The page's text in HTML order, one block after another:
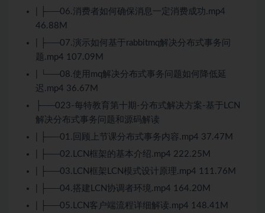
| ├──06.消费者如何确保消息一定消费成功.mp4
46.88M
| ├──07.演示如何基于rabbitmq解决分布式事务问
题.mp4 107.09M
| └──08.使用mq解决分布式事务问题如何降低延
迟.mp4 36.67M
├──023-每特教育第十期-分布式解决方案-基于LCN
解决分布式事务问题和源码解读
| ├──01.回顾上节课分布式事务内容.mp4 37.47M
| ├──02.LCN框架的基本介绍.mp4 222.25M
| ├──03.LCN框架LCN模式设计原理.mp4 111.76M
| ├──04.搭建LCN协调者环境.mp4 164.20M
| ├──05.LCN客户端流程详细解读.mp4 148.41M